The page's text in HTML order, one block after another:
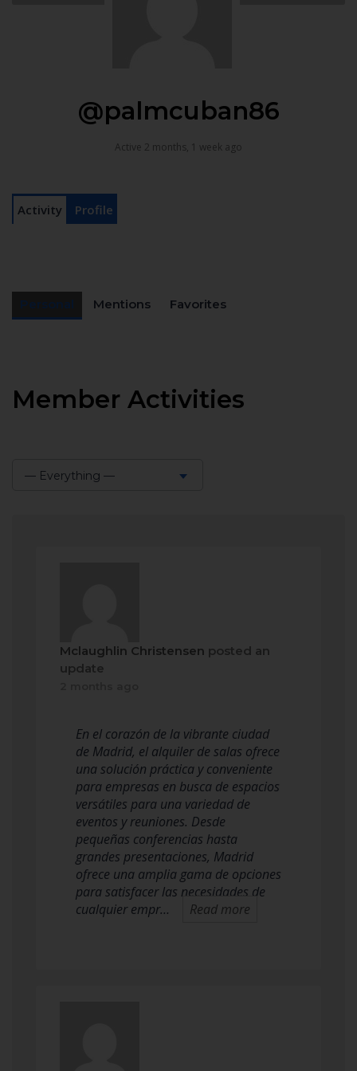
@palmcuban86
Active 2 months, 1 week ago
Activity Profile
Mentions Favorites
Member Activities
— Everything —
Mclaughlin Christensen posted an
update
En el corazón de la vibrante ciudad
de Madrid, el alquiler de salas ofrece
una solución práctica y conveniente
para empresas en busca de espacios
versátiles para una variedad de
eventos y reuniones. Desde
pequeñas conferencias hasta
grandes presentaciones, Madrid
ofrece una amplia gama de opciones
para satisfacer las necesidades de
cualquier empr…
Read more